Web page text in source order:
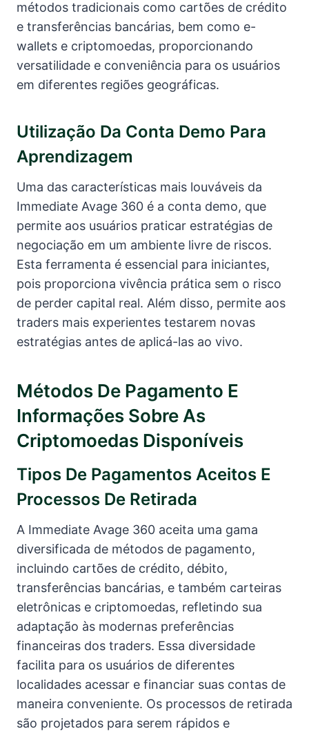
métodos tradicionais como cartões de crédito
e transferências bancárias, bem como e-
wallets e criptomoedas, proporcionando
versatilidade e conveniência para os usuários
em diferentes regiões geográficas.
Utilização Da Conta Demo Para
Aprendizagem
Uma das características mais louváveis da
Immediate Avage 360 é a conta demo, que
permite aos usuários praticar estratégias de
negociação em um ambiente livre de riscos.
Esta ferramenta é essencial para iniciantes,
pois proporciona vivência prática sem o risco
de perder capital real. Além disso, permite aos
traders mais experientes testarem novas
estratégias antes de aplicá-las ao vivo.
Métodos De Pagamento E
Informações Sobre As
Criptomoedas Disponíveis
Tipos De Pagamentos Aceitos E
Processos De Retirada
A Immediate Avage 360 aceita uma gama
diversificada de métodos de pagamento,
incluindo cartões de crédito, débito,
transferências bancárias, e também carteiras
eletrônicas e criptomoedas, refletindo sua
adaptação às modernas preferências
financeiras dos traders. Essa diversidade
facilita para os usuários de diferentes
localidades acessar e financiar suas contas de
maneira conveniente. Os processos de retirada
são projetados para serem rápidos e